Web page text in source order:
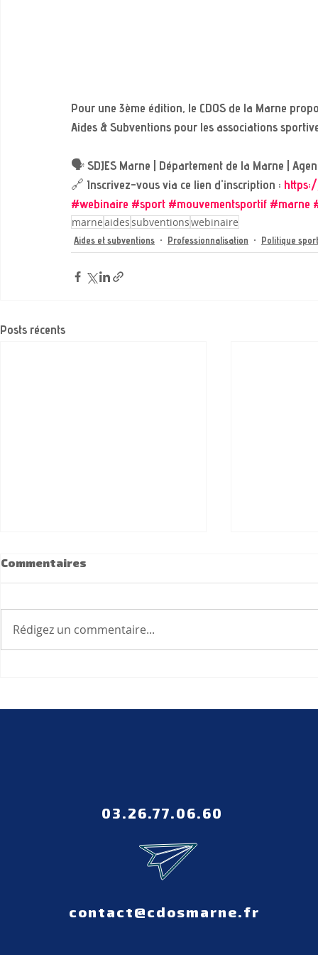
Pour une 3ème édition, le CDOS de la Marne
Aides & Subventions pour les associations
🗣 SDJES Marne | Département de la Marne |
🔗 Inscrivez-vous via ce lien d'inscription :
#webinaire #sport #mouvementsportif #marne
marneaidessubventionswebinaire
Aides et subventions Professionnalisation Politique
Posts récents
Commentaires
Rédigez un commentaire...
03.26.77.06.60
contact@cdosmarne.fr